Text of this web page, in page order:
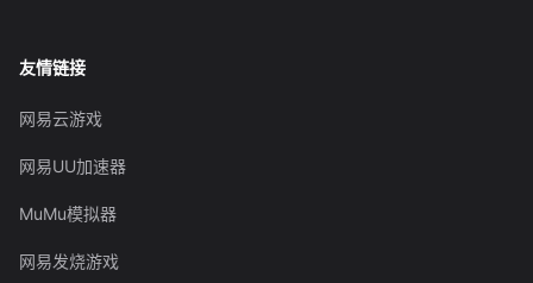
友情链接
网易云游戏
网易UU加速器
MuMu模拟器
网易发烧游戏